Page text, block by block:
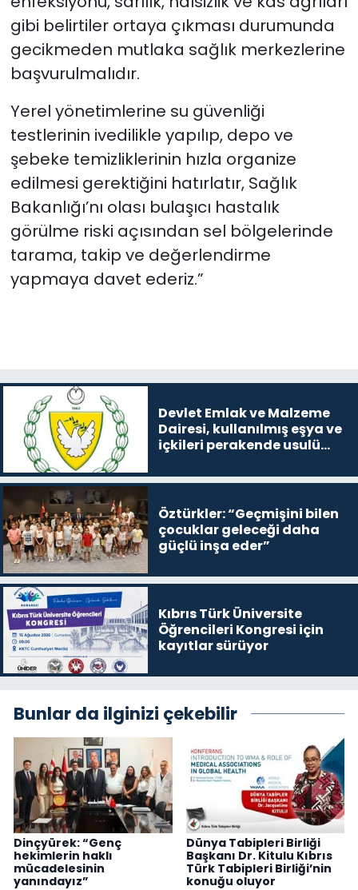
gibi belirtiler ortaya çıkması durumunda
gecikmeden mutlaka sağlık merkezlerine
başvurulmalıdır.
Yerel yönetimlerine su güvenliği
testlerinin ivedilikle yapılıp, depo ve
şebeke temizliklerinin hızla organize
edilmesi gerektiğini hatırlatır, Sağlık
Bakanlığı’nı olası bulaşıcı hastalık
görülme riski açısından sel bölgelerinde
tarama, takip ve değerlendirme
yapmaya davet ederiz.”
Devlet Emlak ve Malzeme
Dairesi, kullanılmış eşya ve
içkileri perakende usulü
Öztürkler: “Geçmişini bilen
çocuklar geleceği daha
güçlü inşa eder”
Kıbrıs Türk Üniversite
Öğrencileri Kongresi için
kayıtlar sürüyor
Bunlar da ilginizi çekebilir
Dinçyürek: “Genç
hekimlerin haklı
mücadelesinin
yanındayız”
Dünya Tabipleri Birliği
Başkanı Dr. Kitulu Kıbrıs
Türk Tabipleri Birliği’nin
konuğu oluyor